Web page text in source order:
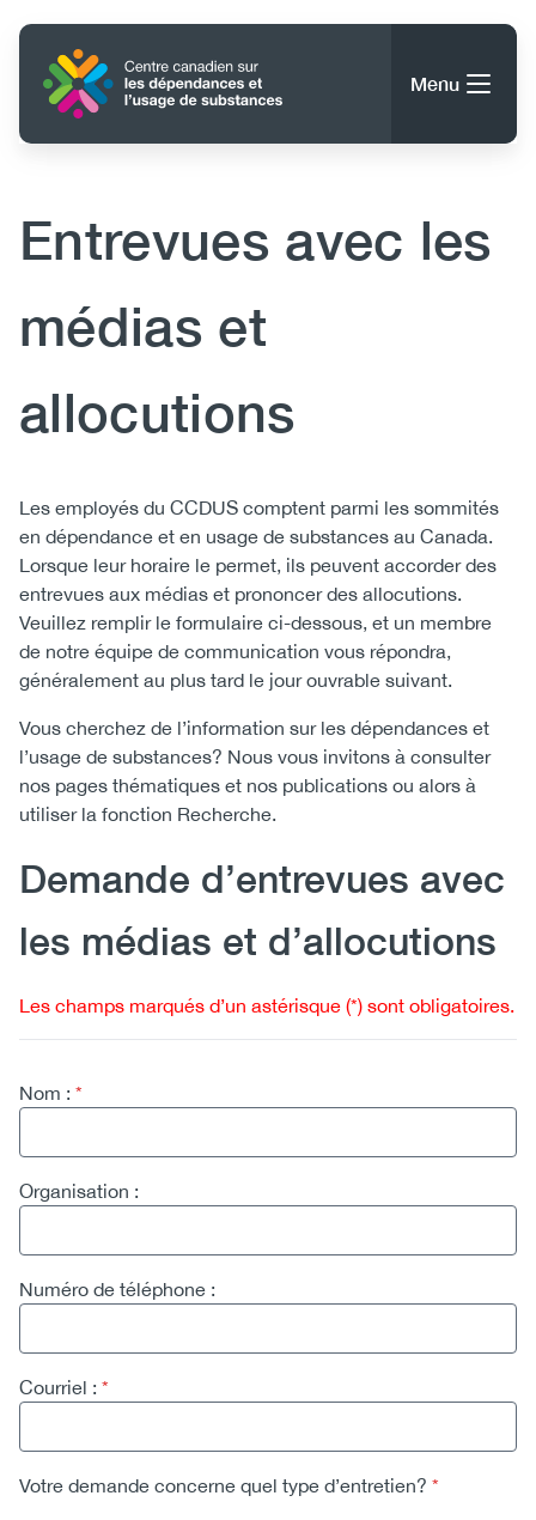
au
contenu
principal
Accueil
Menu
Main
(CCSA)
(Mobile)
Conseils, outils et ressources
Menu
(CCSA)
Publications
Nouvelles
Événements
EN FR
Entrevues avec les
médias et
allocutions
Body
Les employés du CCDUS comptent parmi les sommités
en dépendance et en usage de substances au Canada.
Lorsque leur horaire le permet, ils peuvent accorder des
entrevues aux médias et prononcer des allocutions.
Veuillez remplir le formulaire ci-dessous, et un membre
de notre équipe de communication vous répondra,
généralement au plus tard le jour ouvrable suivant.
Vous cherchez de l’information sur les dépendances et
l’usage de substances? Nous vous invitons à consulter
nos pages thématiques et nos publications ou alors à
utiliser la fonction Recherche.
Demande d’entrevues avec
les médias et d’allocutions
Les champs marqués d’un astérisque (*) sont obligatoires.
Content
Webform
Nom :
Organisation :
Numéro de téléphone :
Courriel :
Votre demande concerne quel type d’entretien?